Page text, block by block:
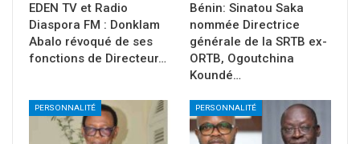
EDEN TV et Radio
Diaspora FM : Donklam
Abalo révoqué de ses
fonctions de Directeur…
Bénin: Sinatou Saka
nommée Directrice
générale de la SRTB ex-
ORTB, Ogoutchina
Koundé…
PERSONNALITÉ PERSONNALITÉ